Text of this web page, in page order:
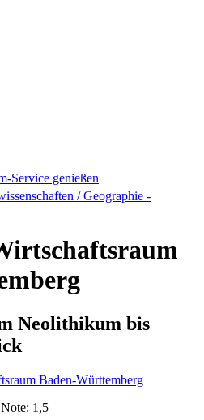
Service genießen
/ Geographie -
Neolithikum bis
1,5